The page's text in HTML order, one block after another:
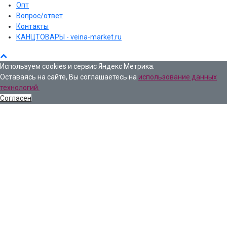
Опт
Вопрос/ответ
Контакты
КАНЦТОВАРЫ - veina-market.ru
Используем cookies и сервис Яндекс Метрика.
Оставаясь на сайте, Вы соглашаетесь на использование данных
технологий.
Согласен